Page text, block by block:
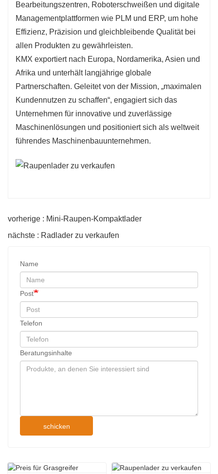
Bearbeitungszentren, Roboterschweißen und digitale
Managementplattformen wie PLM und ERP, um hohe
Effizienz, Präzision und gleichbleibende Qualität bei
allen Produkten zu gewährleisten.
KMX exportiert nach Europa, Nordamerika, Asien und
Afrika und unterhält langjährige globale
Partnerschaften. Geleitet von der Mission, „maximalen
Kundennutzen zu schaffen“, engagiert sich das
Unternehmen für innovative und zuverlässige
Maschinenlösungen und positioniert sich als weltweit
führendes Maschinenbauunternehmen.
vorherige : Mini-Raupen-Kompaktlader
nächste : Radlader zu verkaufen
Name
Post
Telefon
Beratungsinhalte
schicken